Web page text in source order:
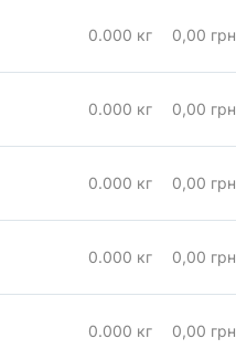
0.000 кг 0,00 грн
0.000 кг 0,00 грн
0.000 кг 0,00 грн
0.000 кг 0,00 грн
0.000 кг 0,00 грн